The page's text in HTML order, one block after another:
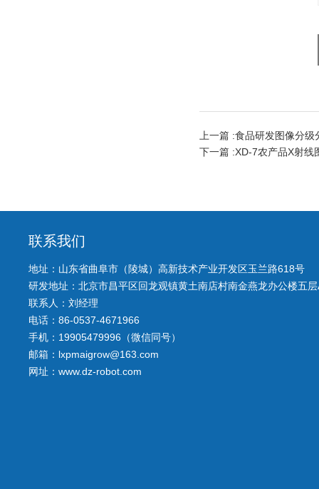
上一篇 :食品研发图像分级
下一篇 :XD-7农产品X射线
联系我们
地址：山东省曲阜市（陵城）高新技术产业开发区玉兰路618号
研发地址：北京市昌平区回龙观镇黄土南店村南金燕龙办公楼五
联系人：刘经理
电话：86-0537-4671966
手机：19905479996（微信同号）
邮箱：lxpmaigrow@163.com
网址：www.dz-robot.com